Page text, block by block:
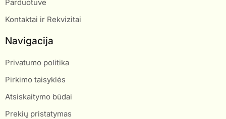
Parduotuvė
Kontaktai ir Rekvizitai
Navigacija
Privatumo politika
Pirkimo taisyklės
Atsiskaitymo būdai
Prekių pristatymas